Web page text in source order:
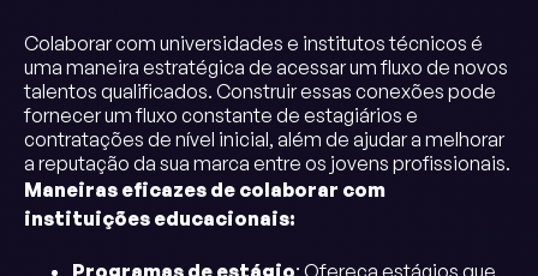
Colaborar com universidades e institutos técnicos é
uma maneira estratégica de acessar um fluxo de novos
talentos qualificados. Construir essas conexões pode
fornecer um fluxo constante de estagiários e
contratações de nível inicial, além de ajudar a melhorar
a reputação da sua marca entre os jovens profissionais.
Maneiras eficazes de colaborar com
instituições educacionais:
Programas de estágio: Ofereça estágios que